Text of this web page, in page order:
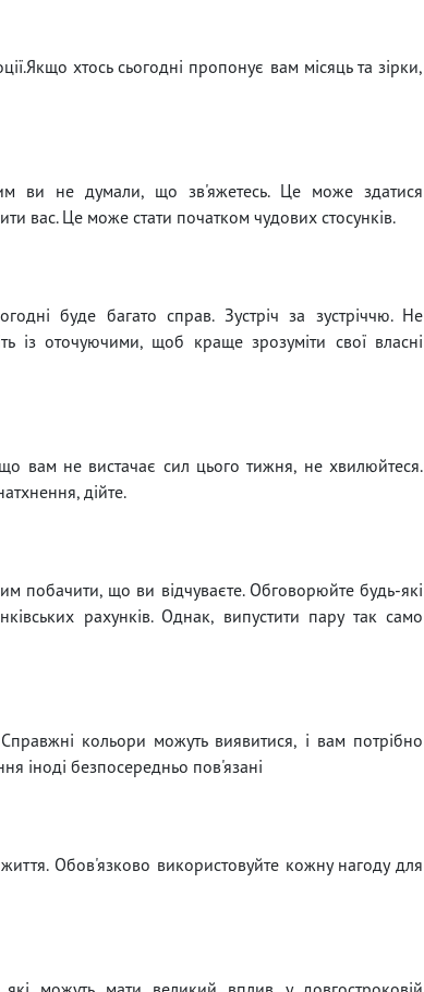
хтось сьогодні пропонує вам місяць та зірки,
ви не думали, що зв'яжетесь. Це може здатися
вас. Це може стати початком чудових стосунків.
буде багато справ. Зустріч за зустріччю. Не
із оточуючими, щоб краще зрозуміти свої власні
вам не вистачає сил цього тижня, не хвилюйтеся.
дійте.
побачити, що ви відчуваєте. Обговорюйте будь-які
рахунків. Однак, випустити пару так само
кольори можуть виявитися, і вам потрібно
іноді безпосередньо пов'язані
Обов'язково використовуйте кожну нагоду для